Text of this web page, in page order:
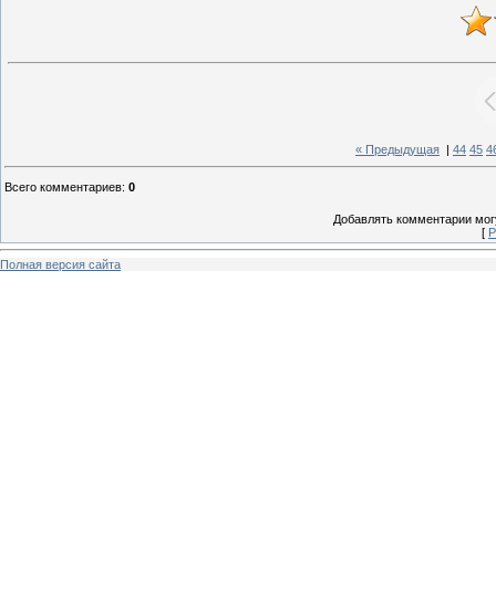
« Предыдущая 44 45
Всего комментариев: 0
Добавлять комментарии
[
Полная версия сайта